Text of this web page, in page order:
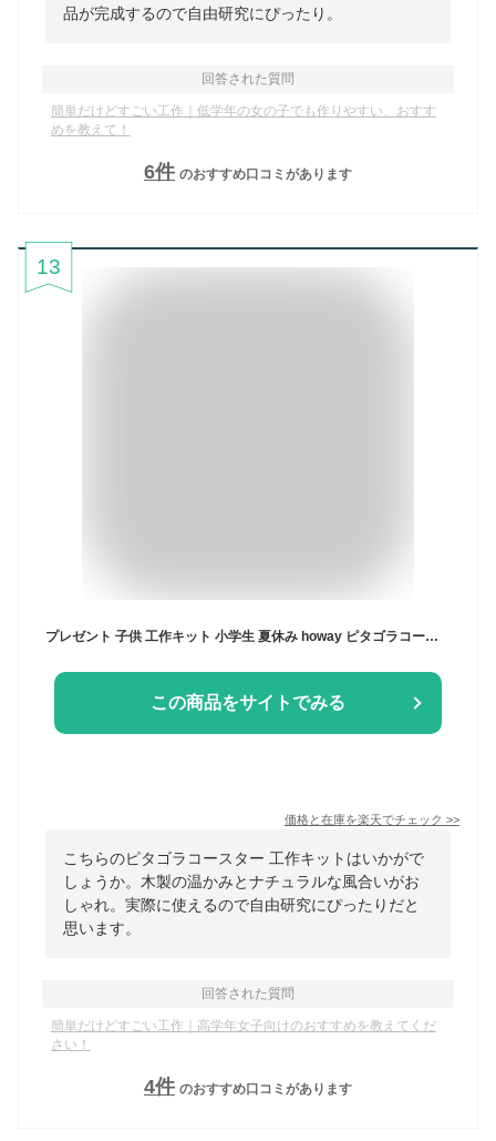
品が完成するので自由研究にぴったり。
回答された質問
簡単だけどすごい工作｜低学年の女の子でも作りやすい、おすす
めを教えて！
6件 のおすすめ口コミがあります
13
この商品をサイトでみる
価格と在庫を楽天でチェック >>
こちらのピタゴラコースター 工作キットはいかがで
しょうか。木製の温かみとナチュラルな風合いがお
しゃれ。実際に使えるので自由研究にぴったりだと
思います。
回答された質問
簡単だけどすごい工作｜高学年女子向けのおすすめを教えてくだ
さい！
4件 のおすすめ口コミがあります